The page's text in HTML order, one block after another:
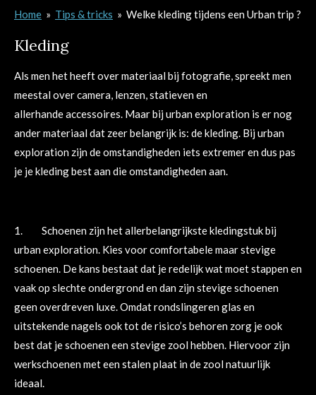
Home » Tips & tricks » Welke kleding tijdens een Urban trip ?
Kleding
Als men het heeft over materiaal bij fotografie, spreekt men
meestal over camera, lenzen, statieven en
allerhande accessoires. Maar bij urban exploration is er nog
ander materiaal dat zeer belangrijk is: de kleding. Bij urban
exploration zijn de omstandigheden iets extremer en dus pas
je je kleding best aan die omstandigheden aan.
1. Schoenen zijn het allerbelangrijkste kledingstuk bij
urban exploration. Kies voor comfortabele maar stevige
schoenen. De kans bestaat dat je redelijk wat moet stappen en
vaak op slechte ondergrond en dan zijn stevige schoenen
geen overdreven luxe. Omdat rondslingeren glas en
uitstekende nagels ook tot de risico’s behoren zorg je ook
best dat je schoenen een stevige zool hebben. Hiervoor zijn
werkschoenen met een stalen plaat in de zool natuurlijk
ideaal.